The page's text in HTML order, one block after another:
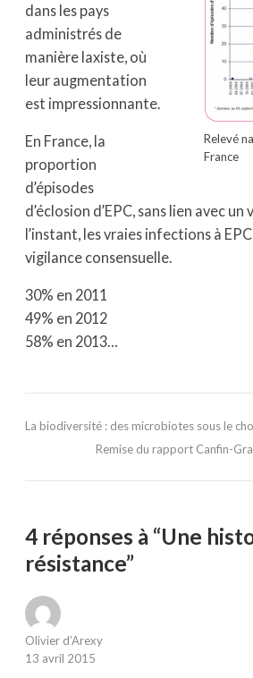
Relevé
France
dans les pays
administrés de
manière laxiste, où
leur augmentation
est impressionnante.
En France, la
proportion
d’épisodes
d’éclosion d’EPC, sans lien avec
l’instant, les vraies infections à
vigilance consensuelle.
30% en 2011
49% en 2012
58% en 2013…
La biodiversité : des microbiotes sous le
Remise du rapport Canfin-
4 réponses à “Une
résistance”
Olivier d’Arexy
13 avril 2015